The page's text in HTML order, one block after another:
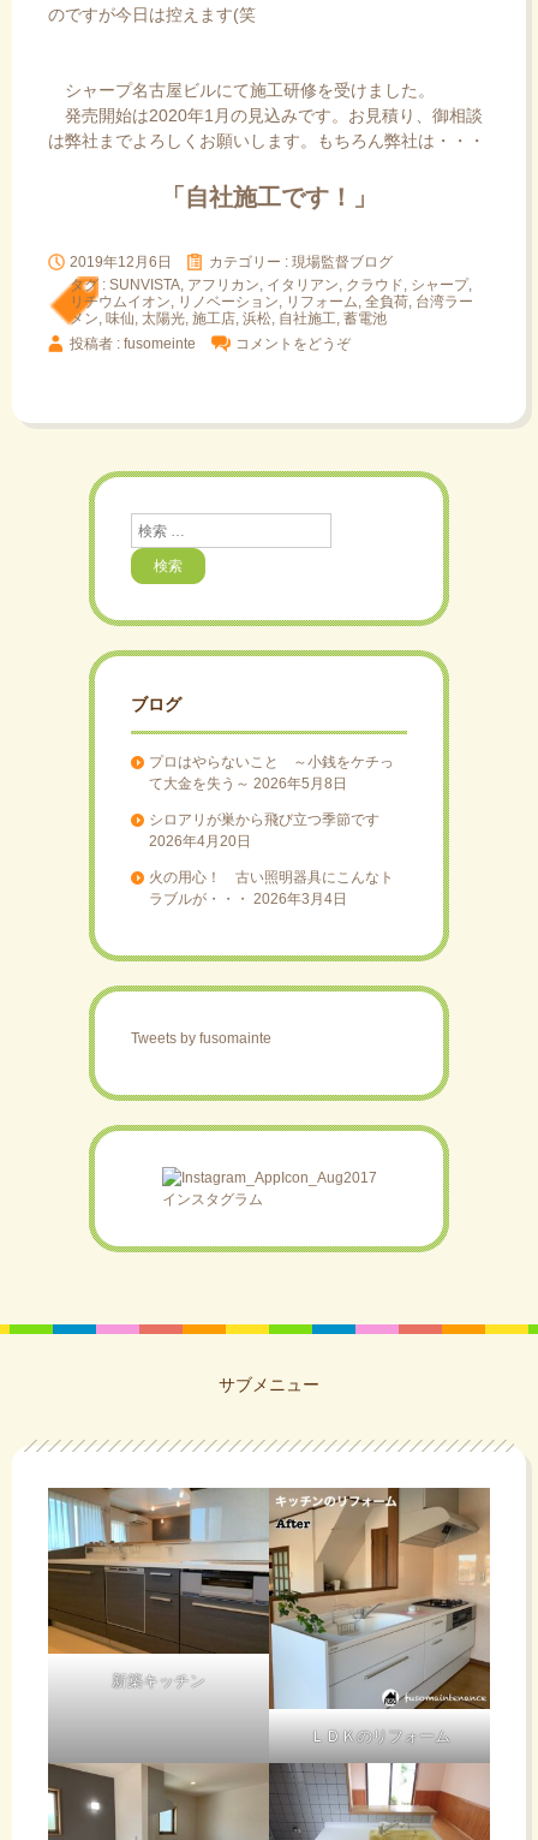
のですが今日は控えます(笑
シャープ名古屋ビルにて施工研修を受けました。
発売開始は2020年1月の見込みです。お見積り、御相談
は弊社までよろしくお願いします。もちろん弊社は・・・
「自社施工です！」
2019年12月6日 カテゴリー : 現場監督ブログ
タグ : SUNVISTA アフリカン イタリアン クラウド シャープ,
リチウムイオン
リノベーション リフォーム 全負荷 台湾ラー
メン 味仙 太陽光 施工店 浜松 自社施工 蓄電池
投稿者 : fusomeinte
コメントをどうぞ
検
索
ブログ
プロはやらないこと ～小銭をケチっ
て大金を失う～ 2026年5月8日
シロアリが巣から飛び立つ季節です
2026年4月20日
火の用心！ 古い照明器具にこんなト
ラブルが・・・ 2026年3月4日
Tweets by fusomainte
インスタグラム
サブメニュー
新築キッチン
ＬＤＫのリフォーム